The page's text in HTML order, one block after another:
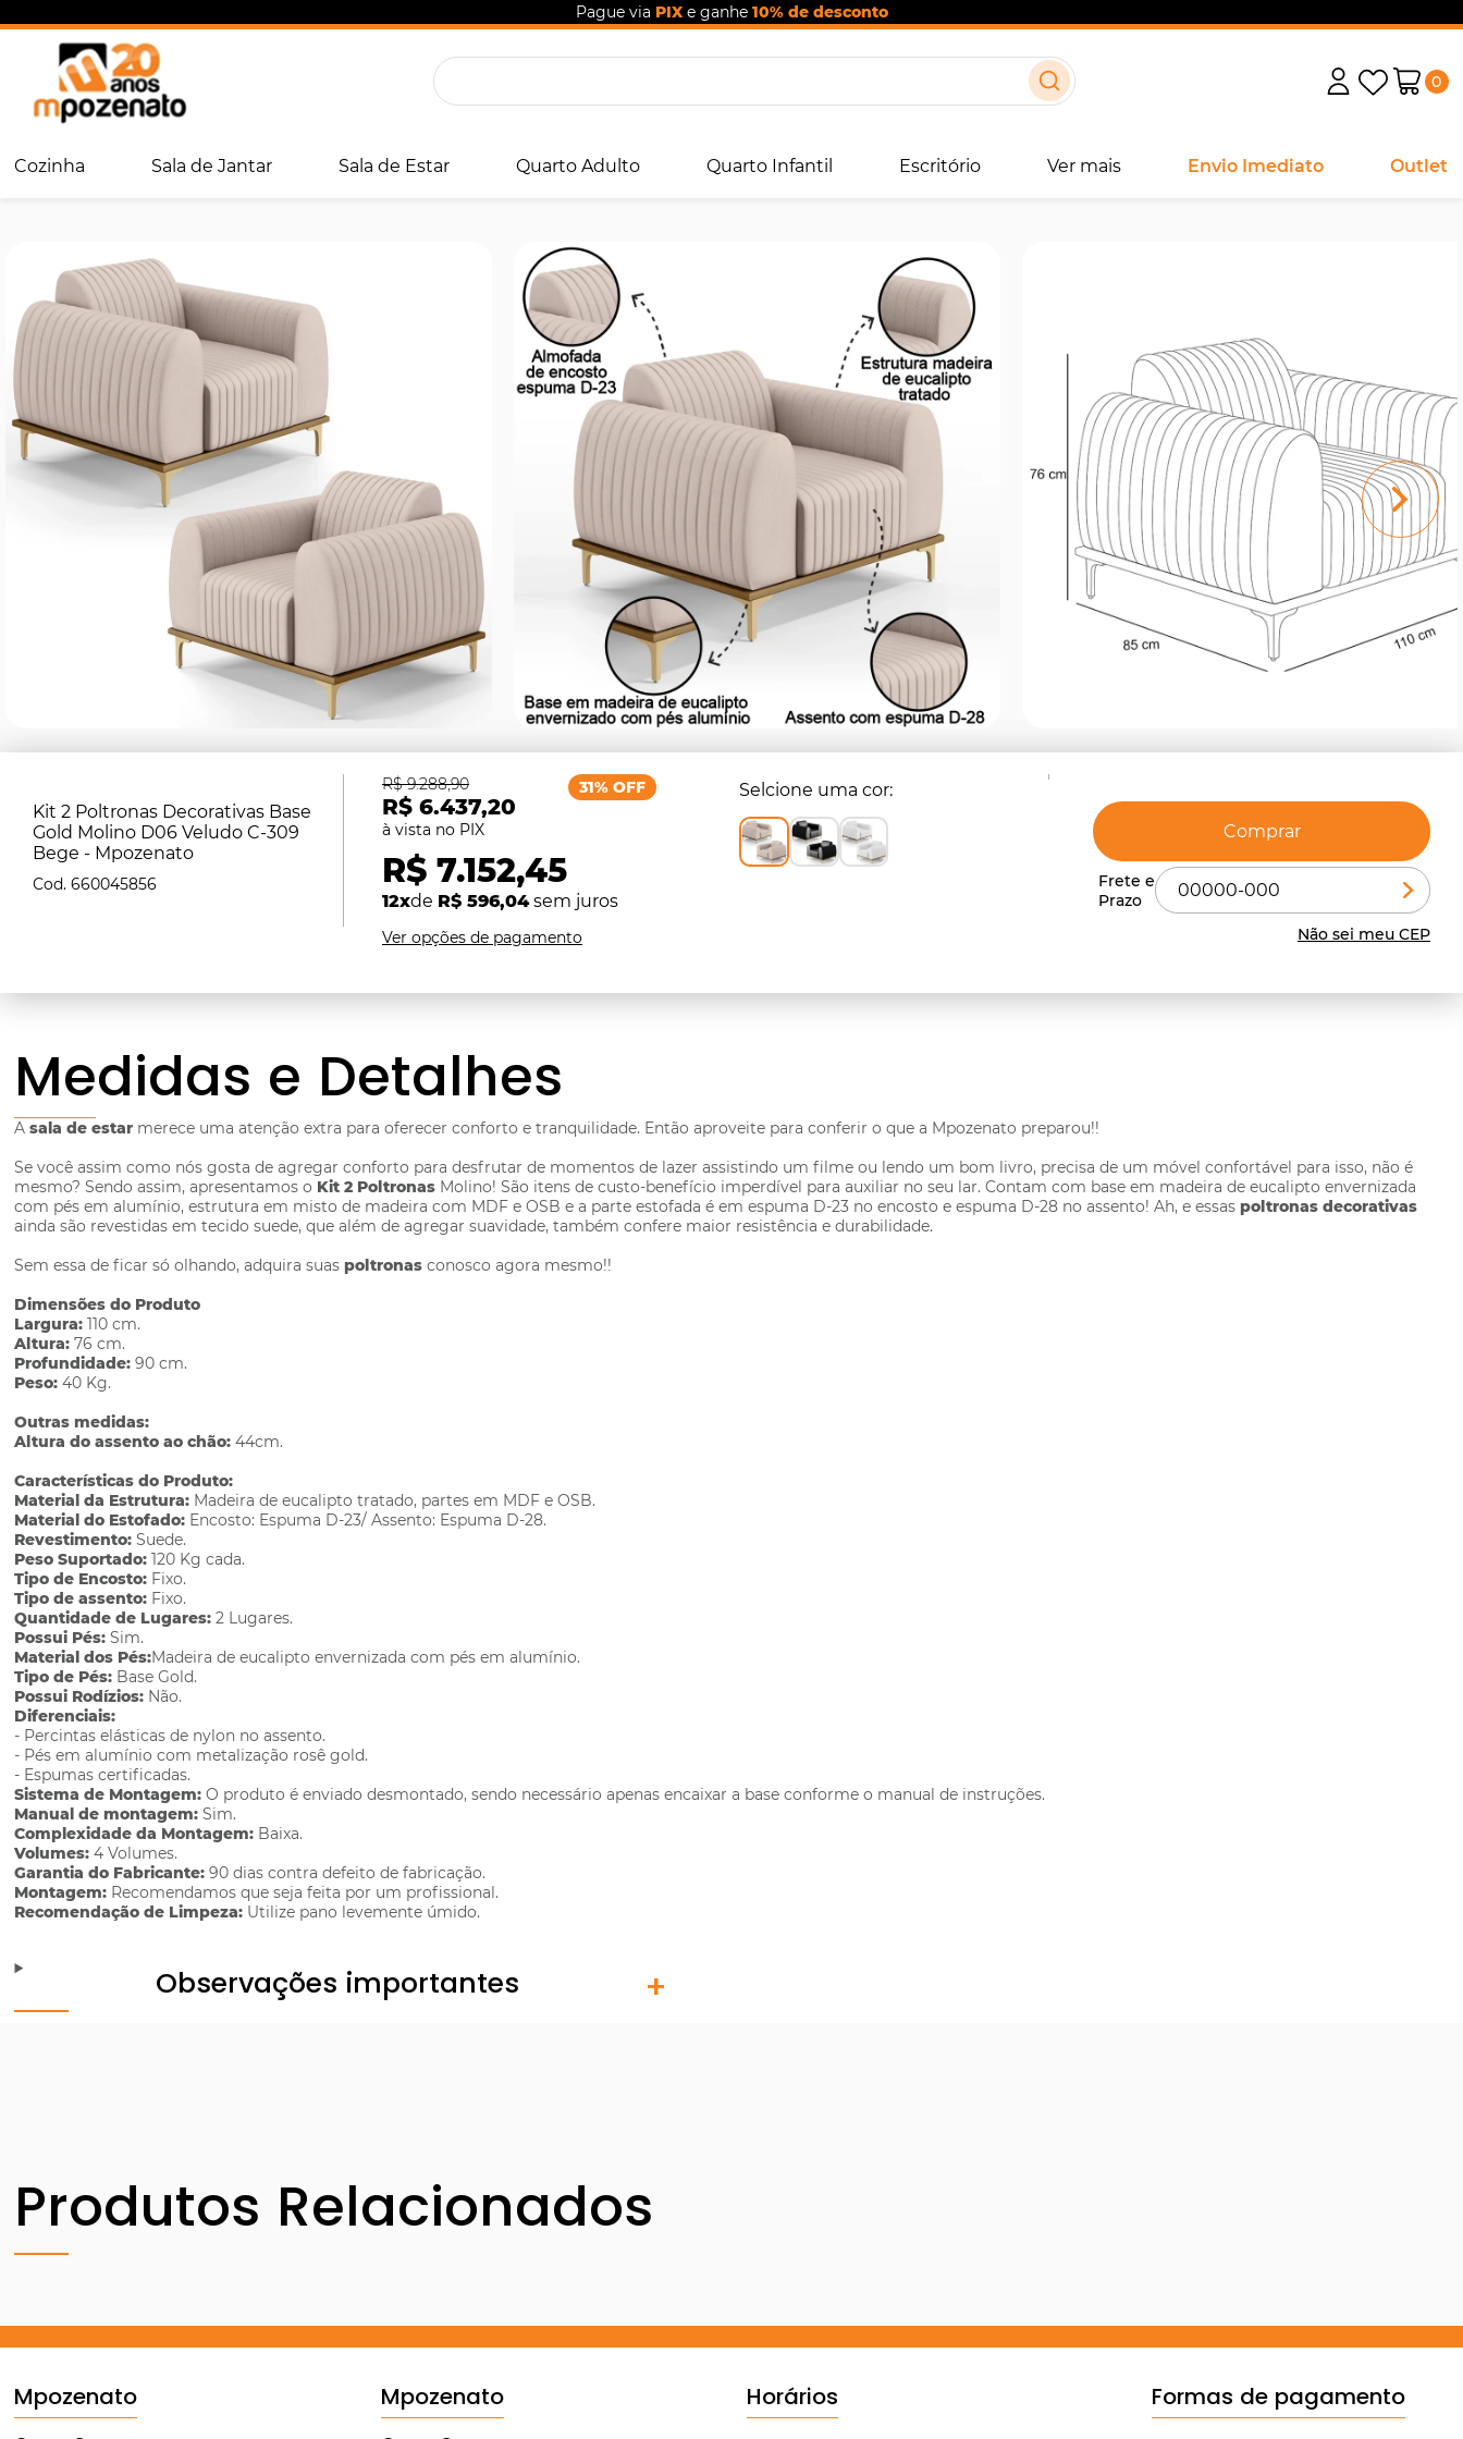
Pague via PIXe ganhe 10% de desconto
0
Cozinha Sala de Jantar Sala de Estar Quarto Adulto Quarto Infantil Escritório Ver mais Envio Imediato Outlet
Kit 2 Poltronas Decorativas Base
Gold Molino D06 Veludo C-309
Bege - Mpozenato
660045856
R$ 6.437,20
R$ 9.288,90
R$ 7.152,45
12xde R$ 596,04sem juros
31% OFF
Ver opções de pagamento
Selcione uma cor
Comprar
Não sei meu CEP
Medidas e Detalhes
Asala de estar merece uma atenção extra para oferecer conforto e tranquilidade. Então aproveite para conferir o que a Mpozenato preparou!!
Se você assim como nós gosta de agregar conforto para desfrutar de momentos de lazer assistindo um filme ou lendo um bom livro, precisa de um móvel confortável para isso, não é
mesmo? Sendo assim, apresentamos o Kit 2 Poltronas Molino! São itens de custo-benefício imperdível para auxiliar no seu lar. Contam com base em madeira de eucalipto envernizada
com pés em alumínio, estrutura em misto de madeira com MDF e OSB e a parte estofada é em espuma D-23 no encosto e espuma D-28 no assento! Ah, e essaspoltronas decorativas
ainda são revestidas em tecido suede, que além de agregar suavidade, também confere maior resistência e durabilidade.
Sem essa de ficar só olhando, adquira suaspoltronas conosco agora mesmo!!
Dimensões do Produto
Largura: 110 cm.
Altura: 76 cm.
Profundidade: 90 cm.
Peso: 40 Kg.
Outras medidas:
Altura do assento ao chão: 44cm.
Características do Produto:
Material da Estrutura: Madeira de eucalipto tratado, partes em MDF e OSB.
Material do Estofado: Encosto: Espuma D-23/ Assento: Espuma D-28.
Revestimento: Suede.
Peso Suportado: 120 Kg cada.
Tipo de Encosto: Fixo.
Tipo de assento: Fixo.
Quantidade de Lugares: 2 Lugares.
Possui Pés: Sim.
Material dos Pés:Madeira de eucalipto envernizada com pés em alumínio.
Tipo de Pés: Base Gold.
Possui Rodízios: Não.
Diferenciais:
- Percintas elásticas de nylon no assento.
- Pés em alumínio com metalização rosê gold.
- Espumas certificadas.
Sistema de Montagem: O produto é enviado desmontado, sendo necessário apenas encaixar a base conforme o manual de instruções.
Manual de montagem: Sim.
Complexidade da Montagem: Baixa.
Volumes: 4 Volumes.
Garantia do Fabricante: 90 dias contra defeito de fabricação.
Montagem: Recomendamos que seja feita por um profissional.
Recomendação de Limpeza: Utilize pano levemente úmido.
Observações importantes
Produtos Relacionados
Mpozenato Mpozenato Horários Formas de pagamento